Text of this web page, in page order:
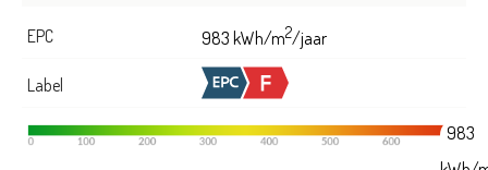
EPC 983 kWh/m2/jaar
Label
983